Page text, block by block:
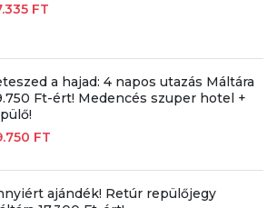
FT
a hajad: 4 napos utazás Máltára
Ft-ért! Medencés szuper hotel +
FT
ajándék! Retúr repülőjegy